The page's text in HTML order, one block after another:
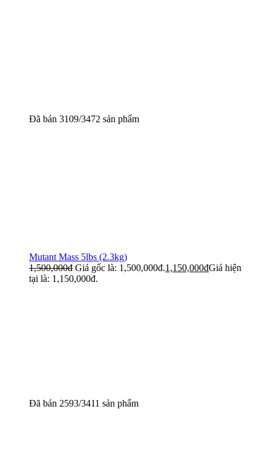
Đã bán 3109/3472 sản phẩm
Mutant Mass 5lbs (2.3kg)
1,500,000đ Giá gốc là: 1,500,000đ.1,150,000đGiá hiện
tại là: 1,150,000đ.
Đã bán 2593/3411 sản phẩm